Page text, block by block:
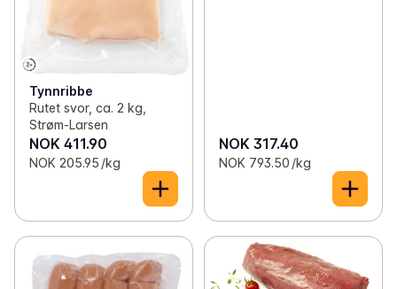
Tynnribbe
Rutet svor, ca. 2 kg,
Strøm-Larsen
NOK 411.90
NOK 205.95 /kg
NOK 317.40
NOK 793.50 /kg